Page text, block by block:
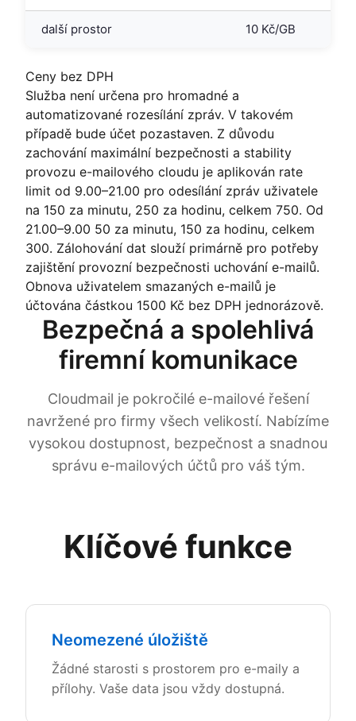
další prostor 10 Kč/GB
Ceny bez DPH
Služba není určena pro hromadné a
automatizované rozesílání zpráv. V takovém
případě bude účet pozastaven. Z důvodu
zachování maximální bezpečnosti a stability
provozu e-mailového cloudu je aplikován rate
limit od 9.00–21.00 pro odesílání zpráv uživatele
na 150 za minutu, 250 za hodinu, celkem 750. Od
21.00–9.00 50 za minutu, 150 za hodinu, celkem
300. Zálohování dat slouží primárně pro potřeby
zajištění provozní bezpečnosti uchování e-mailů.
Obnova uživatelem smazaných e-mailů je
účtována částkou 1500 Kč bez DPH jednorázově.
Bezpečná a spolehlivá
firemní komunikace
Cloudmail je pokročilé e-mailové řešení
navržené pro firmy všech velikostí. Nabízíme
vysokou dostupnost, bezpečnost a snadnou
správu e-mailových účtů pro váš tým.
Klíčové funkce
Neomezené úložiště
Žádné starosti s prostorem pro e-maily a
přílohy. Vaše data jsou vždy dostupná.